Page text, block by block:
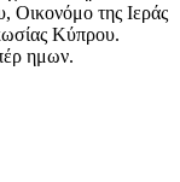
Οικονόμο της Ιεράς
Κύπρου.
ημων.